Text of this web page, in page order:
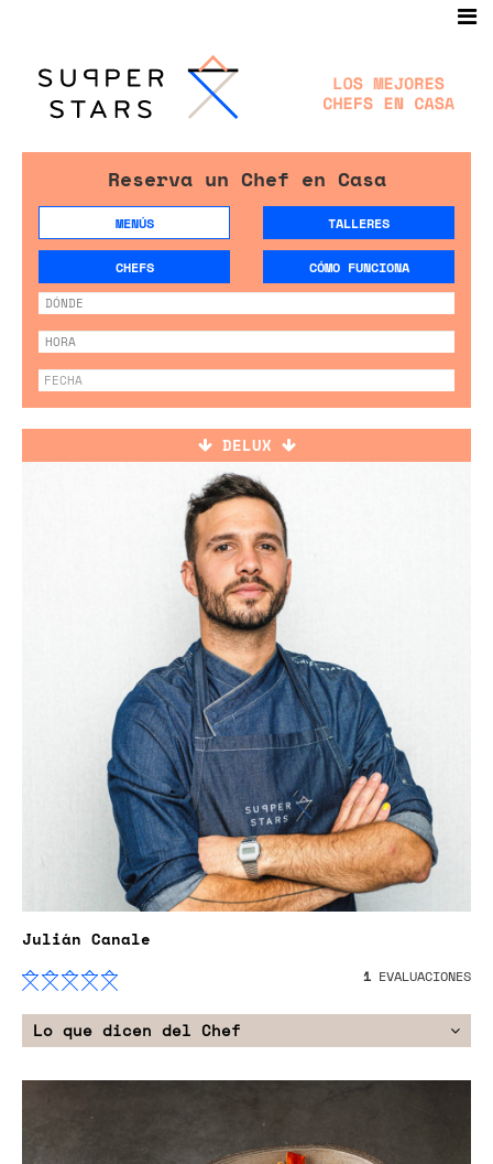
Reserva un Chef en Casa
MENÚS TALLERES
CHEFS CÓMO FUNCIONA
DELUX
Julián Canale
1 EVALUACIONES
Lo que dicen del Chef